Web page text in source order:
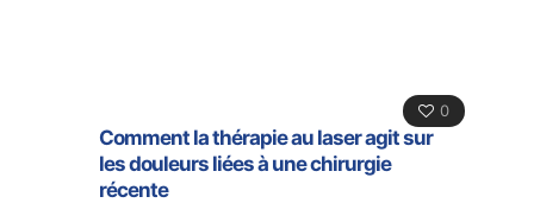
0
Comment la thérapie au laser agit sur
les douleurs liées à une chirurgie
récente